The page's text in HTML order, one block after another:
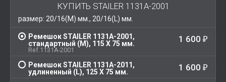
КУПИТЬ STAILER 1131A-2001
размер: 20/16(M) мм., 20/16(L) мм.
Ремешок STAILER 1131A-2001,
стандартный (M), 115 Х 75 мм.
Ref.1131A-2001
1 600 ₽
Ремешок STAILER 1131A-2011,
удлиненный (L), 125 Х 75 мм.
1 600 ₽